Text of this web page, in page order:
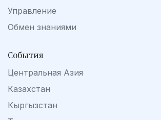
Управление
Обмен знаниями
События
Центральная Азия
Казахстан
Кыргызстан